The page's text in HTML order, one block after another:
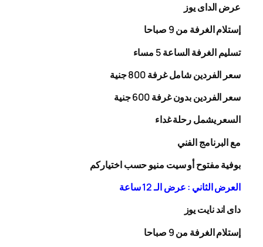
عرض الداى يوز
إستلام الغرفة من 9 صباحا
تسليم الغرفة الساعة 5 مساء
سعر الفردين شامل غرفة
800 جنية
سعر الفردين بدون غرفة
600 جنية
السعر يشمل رحلةغداء
مع البرنامج الفني
بوفية مفتوح أو سيت منيو حسب اختياركم
العرض الثاني : عرض الـ 12 ساعة
داى اند نايت يوز
إستلام الغرفة من 9 صباحا